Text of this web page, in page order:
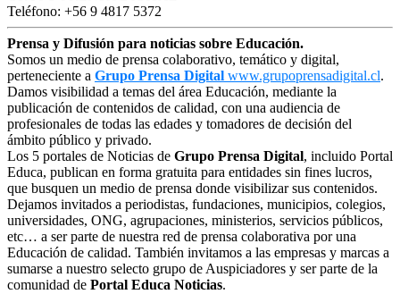
Teléfono: +56 9 4817 5372
Prensa y Difusión para noticias sobre Educación.
Somos un medio de prensa colaborativo, temático y digital,
perteneciente a Grupo Prensa Digital www.grupoprensadigital.cl.
Damos visibilidad a temas del área Educación, mediante la
publicación de contenidos de calidad, con una audiencia de
profesionales de todas las edades y tomadores de decisión del
ámbito público y privado.
Los 5 portales de Noticias de Grupo Prensa Digital, incluido Portal
Educa, publican en forma gratuita para entidades sin fines lucros,
que busquen un medio de prensa donde visibilizar sus contenidos.
Dejamos invitados a periodistas, fundaciones, municipios, colegios,
universidades, ONG, agrupaciones, ministerios, servicios públicos,
etc… a ser parte de nuestra red de prensa colaborativa por una
Educación de calidad. También invitamos a las empresas y marcas a
sumarse a nuestro selecto grupo de Auspiciadores y ser parte de la
comunidad de Portal Educa Noticias.